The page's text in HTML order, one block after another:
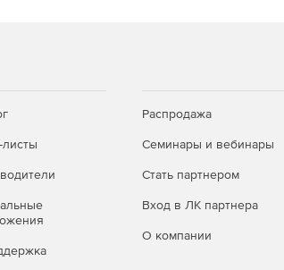
Распродажа
Семинары и вебинары
Стать партнером
Вход в ЛК партнера
О компании